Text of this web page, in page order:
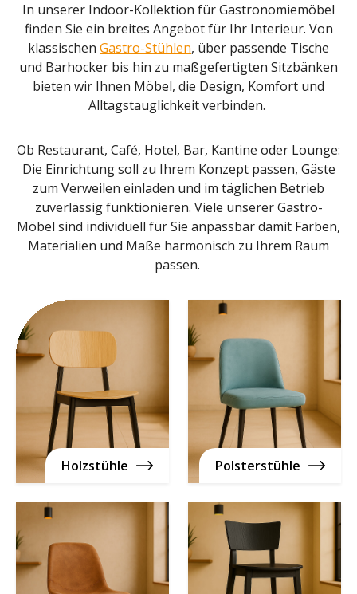
In unserer Indoor-Kollektion für Gastronomiemöbel
finden Sie ein breites Angebot für Ihr Interieur. Von
klassischen Gastro-Stühlen, über passende Tische
und Barhocker bis hin zu maßgefertigten Sitzbänken
bieten wir Ihnen Möbel, die Design, Komfort und
Alltagstauglichkeit verbinden.
Ob Restaurant, Café, Hotel, Bar, Kantine oder Lounge:
Die Einrichtung soll zu Ihrem Konzept passen, Gäste
zum Verweilen einladen und im täglichen Betrieb
zuverlässig funktionieren. Viele unserer Gastro-
Möbel sind individuell für Sie anpassbar damit Farben,
Materialien und Maße harmonisch zu Ihrem Raum
passen.
Holzstühle Polsterstühle